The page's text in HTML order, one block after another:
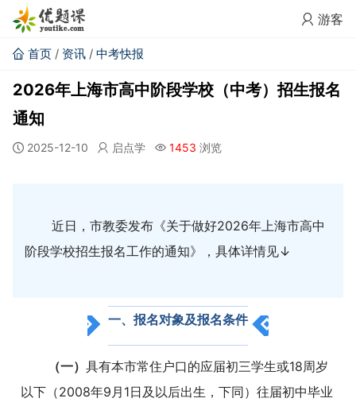
游客
首页 / 资讯 / 中考快报
2026年上海市高中阶段学校（中考）招生报名
通知
2025-12-10 启点学 1453 浏览
近日，市教委发布《关于做好2026年上海市高中
阶段学校招生报名工作的通知》，具体详情见↓
一、报名对象及报名条件
（一）具有本市常住户口的应届初三学生或18周岁
以下（2008年9月1日及以后出生，下同）往届初中毕业